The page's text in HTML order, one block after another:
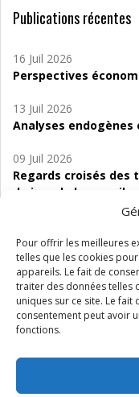
Pour offrir les meilleures
telles que les cookies
appareils. Le fait de
traiter des données telles
uniques sur ce site. Le
consentement peut avoir
fonctions.
Publications récentes
16 Juil 2026
Perspectives
13 Juil 2026
Analyses endogènes
09 Juil 2026
Regards croisés des
de jour de bas seuil
06 Juil 2026
Étude d’évaluabilité
d’accompagnement
01 Juil 2026
Pénurie du
Wallonie ?